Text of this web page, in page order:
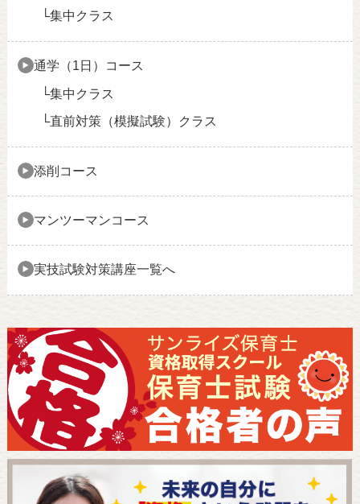
集中クラス
通学（1日）コース
集中クラス
直前対策（模擬試験）クラス
添削コース
マンツーマンコース
実技試験対策講座一覧へ